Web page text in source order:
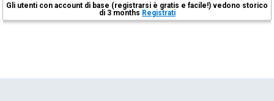
Gli utenti con account di base (registrarsi è gratis e facile!) vedono storico
di 3 months Registrati